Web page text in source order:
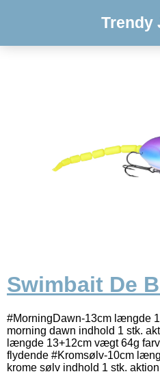
Trendy
Swimbait De
#MorningDawn-13cm længde
morning dawn indhold 1 stk.
længde 13+12cm vægt 64g
flydende #Kromsølv-10cm
krome sølv indhold 1 stk.